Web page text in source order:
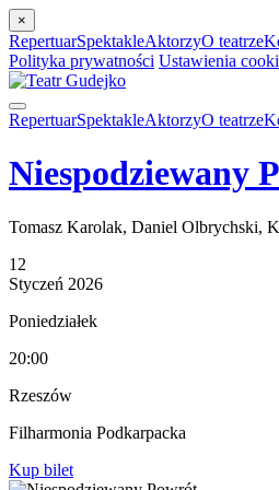
×
RepertuarSpektakleAktorzyO teatrze
Polityka prywatności Ustawienia
RepertuarSpektakleAktorzyO teatrze
Niespodziewany
Tomasz Karolak, Daniel Olbrychski,
12
Styczeń 2026
Poniedziałek
20:00
Rzeszów
Filharmonia Podkarpacka
Kup bilet